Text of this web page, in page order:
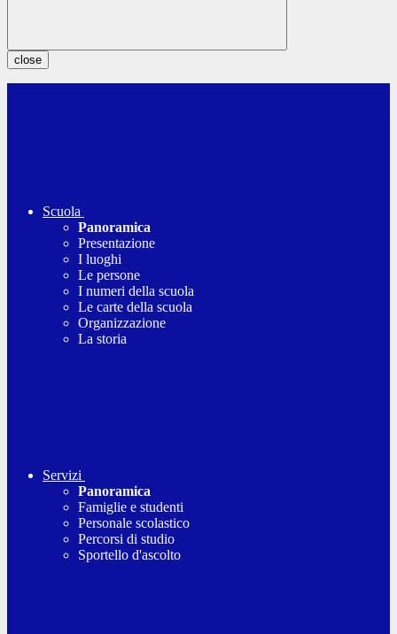
close
Scuola
Panoramica
Presentazione
I luoghi
Le persone
I numeri della scuola
Le carte della scuola
Organizzazione
La storia
Servizi
Panoramica
Famiglie e studenti
Personale scolastico
Percorsi di studio
Sportello d'ascolto